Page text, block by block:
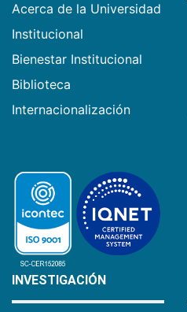
Acerca de la Universidad
Institucional
Bienestar Institucional
Biblioteca
Internacionalización
INVESTIGACIÓN